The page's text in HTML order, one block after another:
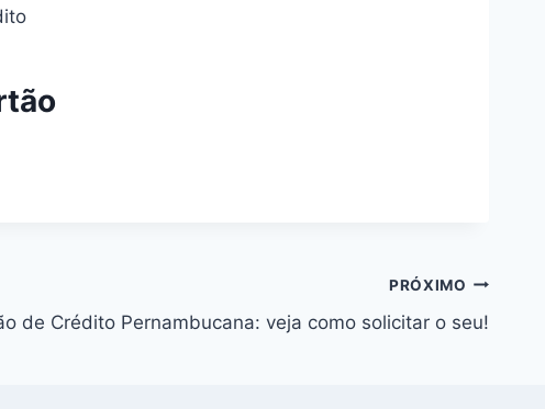
PRÓXIMO
de Crédito Pernambucana: veja como solicitar o seu!